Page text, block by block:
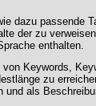
dazu passende
der zu
enthalten.
Keywords,
zu
und als